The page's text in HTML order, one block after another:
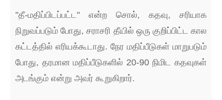
"தீ-மதிப்பிடப்பட்ட" என்ற சொல், கதவு, சரியாக
நிறுவப்படும் போது, ​​சராசரி தீயில் ஒரு குறிப்பிட்ட கால
கட்டத்தில் எரியக்கூடாது. நேர மதிப்பீடுகள் மாறுபடும்
போது, ​​தரமான மதிப்பீடுகளில் 20-90 நிமிட கதவுகள்
அடங்கும் என்று அவர் கூறுகிறார்.